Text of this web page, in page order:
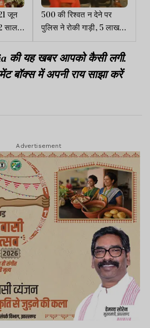
जून
साल
500 की रिश्वत न देने पर
पुलिस ने रोकी गाड़ी, 5 लाख
का मछली बीज बर्बाद, CM ने
दिए जांच के आदेश
की यह खबर आपको कैसी लगी.
बॉक्स में अपनी राय साझा करें
Advertisement